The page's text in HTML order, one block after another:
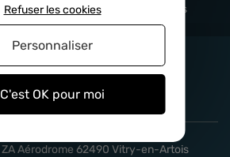
Sécurisé, sans frais
ZA Aérodrome 62490 Vitry-en-Artois
C'est OK pour moi
Refuser les cookies
Personnaliser